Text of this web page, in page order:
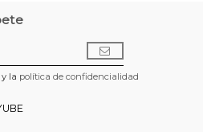
la política de confidencialidad